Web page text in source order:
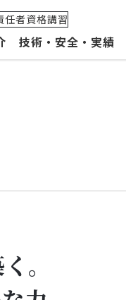
任者資格講習
技術・安全・実績
。